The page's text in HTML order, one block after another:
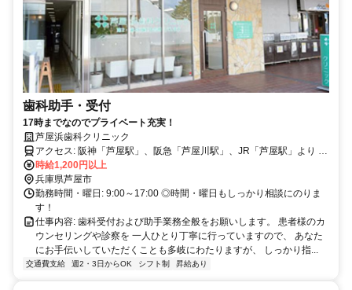
歯科助手・受付
17時までなのでプライベート充実！
芦屋浜歯科クリニック
アクセス: 阪神「芦屋駅」、阪急「芦屋川駅」、JR「芦屋駅」より 阪
急バス「芦屋浜営業所」行き「シーサイドセンター」下車すぐ
時給1,200円以上
兵庫県芦屋市
勤務時間・曜日: 9:00～17:00 ◎時間・曜日もしっかり相談にのりま
す！
仕事内容: 歯科受付および助手業務全般をお願いします。 患者様のカ
ウンセリングや診察を 一人ひとり丁寧に行っていますので、 あなた
にお手伝いしていただくことも多岐にわたりますが、 しっかり指...
交通費支給 週2・3日からOK シフト制 昇給あり